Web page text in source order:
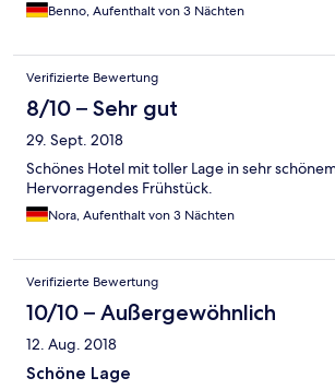
Benno, Aufenthalt von 3 Nächten
Verifizierte Bewertung
8/10 – Sehr gut
29. Sept. 2018
Schönes Hotel mit toller Lage in sehr
Hervorragendes Frühstück.
Nora, Aufenthalt von 3 Nächten
Verifizierte Bewertung
10/10 – Außergewöhnlich
12. Aug. 2018
Schöne Lage